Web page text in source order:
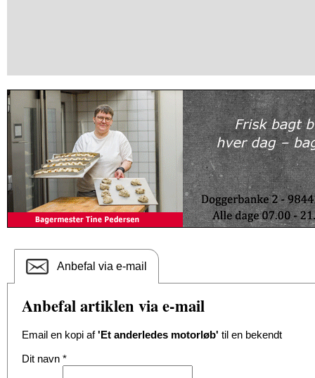
Anbefal via e-mail
Anbefal artiklen via e-mail
Email en kopi af'Et anderledes motorløb' til en bekendt
Dit navn *